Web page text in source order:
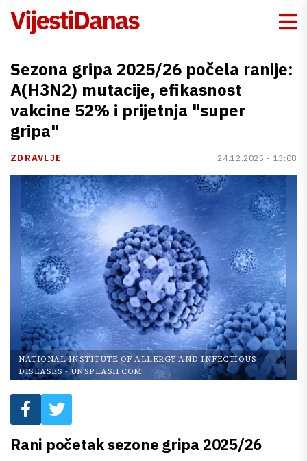
Sezona gripa 2025/26 počela ranije:
A(H3N2) mutacije, efikasnost
vakcine 52% i prijetnja "super
gripa"
ZDRAVLJE 24.12.2025 - 13:08
NATIONAL INSTITUTE OF ALLERGY AND INFECTIOUS
DISEASES - UNSPLASH.COM
Rani početak sezone gripa 2025/26